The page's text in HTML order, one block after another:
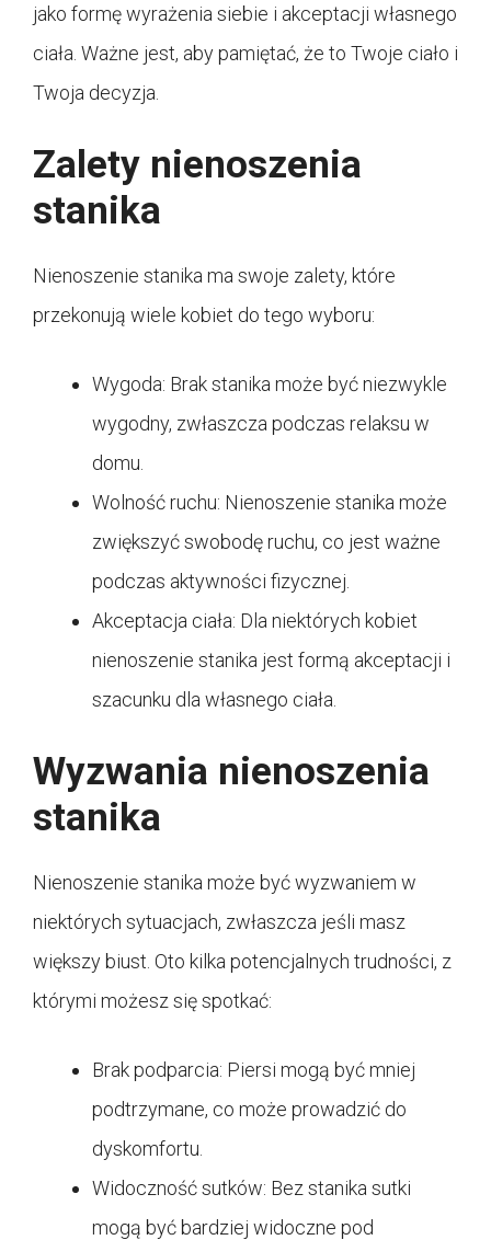
jako formę wyrażenia siebie i akceptacji własnego
ciała. Ważne jest, aby pamiętać, że to Twoje ciało i
Twoja decyzja.
Zalety nienoszenia
stanika
Nienoszenie stanika ma swoje zalety, które
przekonują wiele kobiet do tego wyboru:
Wygoda: Brak stanika może być niezwykle
wygodny, zwłaszcza podczas relaksu w
domu.
Wolność ruchu: Nienoszenie stanika może
zwiększyć swobodę ruchu, co jest ważne
podczas aktywności fizycznej.
Akceptacja ciała: Dla niektórych kobiet
nienoszenie stanika jest formą akceptacji i
szacunku dla własnego ciała.
Wyzwania nienoszenia
stanika
Nienoszenie stanika może być wyzwaniem w
niektórych sytuacjach, zwłaszcza jeśli masz
większy biust. Oto kilka potencjalnych trudności, z
którymi możesz się spotkać:
Brak podparcia: Piersi mogą być mniej
podtrzymane, co może prowadzić do
dyskomfortu.
Widoczność sutków: Bez stanika sutki
mogą być bardziej widoczne pod